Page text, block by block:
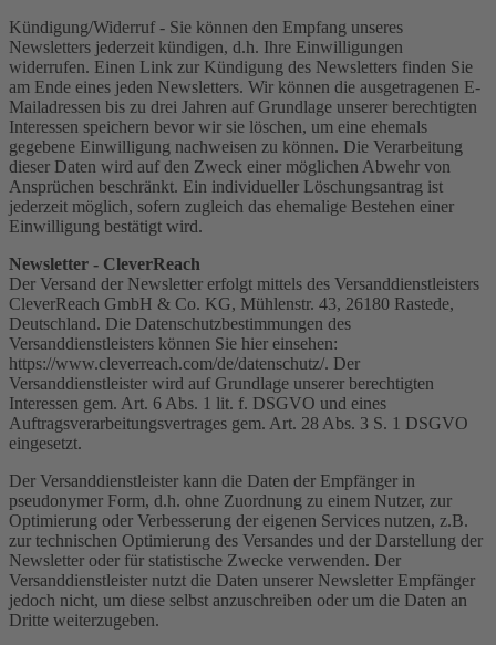
Kündigung/Widerruf - Sie können den Empfang unseres
Newsletters jederzeit kündigen, d.h. Ihre Einwilligungen
widerrufen. Einen Link zur Kündigung des Newsletters finden Sie
am Ende eines jeden Newsletters. Wir können die ausgetragenen E-
Mailadressen bis zu drei Jahren auf Grundlage unserer berechtigten
Interessen speichern bevor wir sie löschen, um eine ehemals
gegebene Einwilligung nachweisen zu können. Die Verarbeitung
dieser Daten wird auf den Zweck einer möglichen Abwehr von
Ansprüchen beschränkt. Ein individueller Löschungsantrag ist
jederzeit möglich, sofern zugleich das ehemalige Bestehen einer
Einwilligung bestätigt wird.
Newsletter - CleverReach
Der Versand der Newsletter erfolgt mittels des Versanddienstleisters
CleverReach GmbH & Co. KG, Mühlenstr. 43, 26180 Rastede,
Deutschland. Die Datenschutzbestimmungen des
Versanddienstleisters können Sie hier einsehen:
https://www.cleverreach.com/de/datenschutz/. Der
Versanddienstleister wird auf Grundlage unserer berechtigten
Interessen gem. Art. 6 Abs. 1 lit. f. DSGVO und eines
Auftragsverarbeitungsvertrages gem. Art. 28 Abs. 3 S. 1 DSGVO
eingesetzt.
Der Versanddienstleister kann die Daten der Empfänger in
pseudonymer Form, d.h. ohne Zuordnung zu einem Nutzer, zur
Optimierung oder Verbesserung der eigenen Services nutzen, z.B.
zur technischen Optimierung des Versandes und der Darstellung der
Newsletter oder für statistische Zwecke verwenden. Der
Versanddienstleister nutzt die Daten unserer Newsletter Empfänger
jedoch nicht, um diese selbst anzuschreiben oder um die Daten an
Dritte weiterzugeben.